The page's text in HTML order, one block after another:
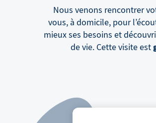
Nous venons rencontrer
vous, à domicile, pour
mieux ses besoins et
de vie. Cette visite est